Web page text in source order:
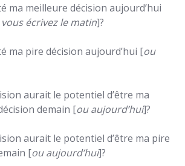
ma meilleure décision aujourd’hui
écrivez le matin]?
ma pire décision aujourd’hui [ou
aurait le potentiel d’être ma
demain [ou aujourd’hui]?
aurait le potentiel d’être ma pire
[ou aujourd’hui]?